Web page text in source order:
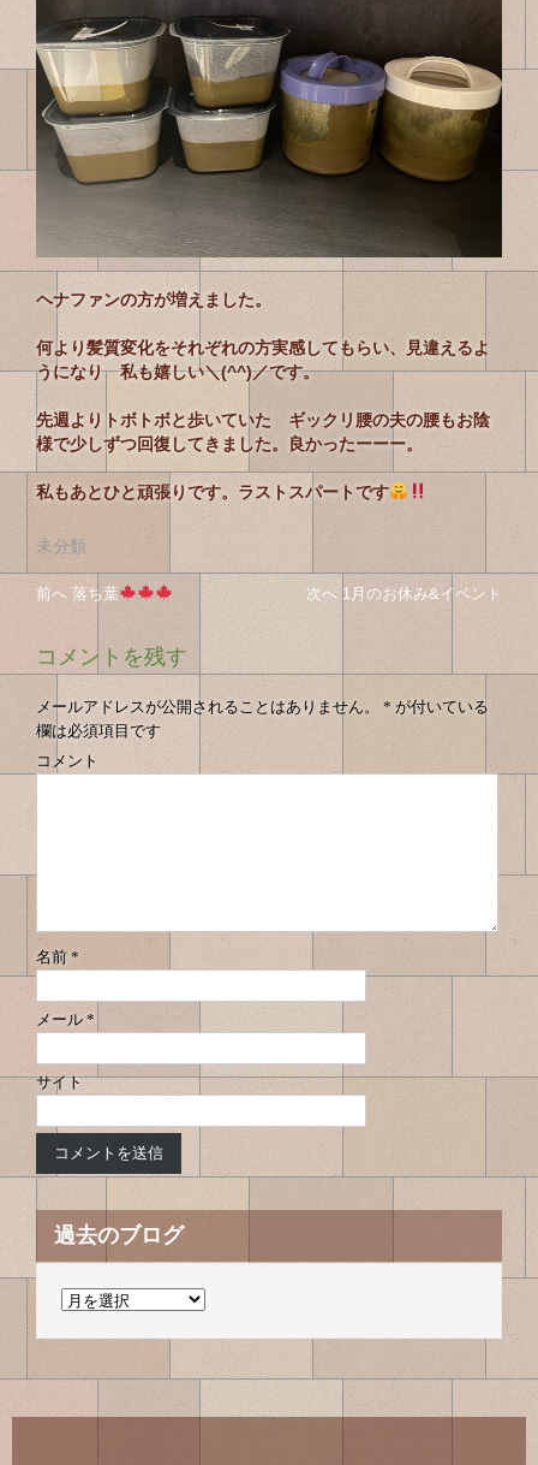
ヘナファンの方が増えました。
何より髪質変化をそれぞれの方実感してもらい、見違えるよ
うになり 私も嬉しい＼(^^)／です。
先週よりトボトボと歩いていた ギックリ腰の夫の腰もお陰
様で少しずつ回復してきました。良かったーーー。
私もあとひと頑張りです。ラストスパートです
未分類
投
稿
の
ナ
ビ
ゲ
ン
投
稿
ナ
ビ
ゲ
ー
シ
ョ
前へ 前
の
投
稿
へ
落ち葉 次へ 次
投
1月のお休み&イベント
コメントを残す
メールアドレスが公開されることはありません。 * が付いている
欄は必須項目です
コメント
名前 *
メール *
サイト
過去のブログ
過
ロ
グ